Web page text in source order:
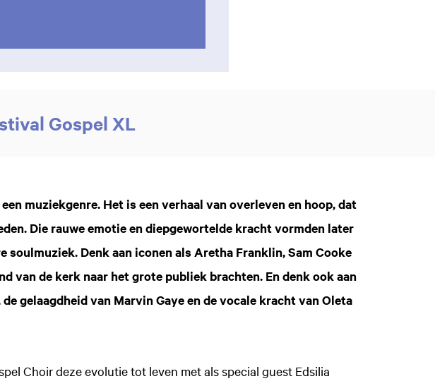
Gospel XL
muziekgenre. Het is een verhaal van overleven en hoop, dat
Die rauwe emotie en diepgewortelde kracht vormden later
soulmuziek. Denk aan iconen als Aretha Franklin, Sam Cooke
van de kerk naar het grote publiek brachten. En denk ook aan
gelaagdheid van Marvin Gaye en de vocale kracht van Oleta
Choir deze evolutie tot leven met als special guest Edsilia